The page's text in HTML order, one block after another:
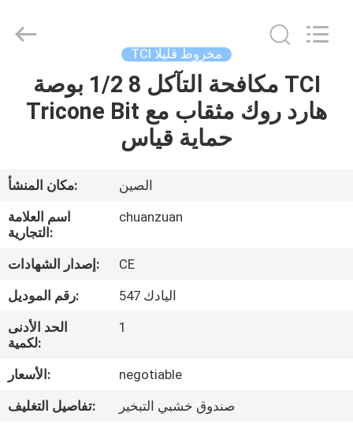
مسكن
معلومات
عنا
جولة
في
المعمل
مراقبة
الجودة
Copyright
tcitriconebit.com.
TCI مخروط قليلا
مكافحة التآكل 8 1/2 بوصة TCI
Tricone Bit هارد روك مثقاب مع
حماية قياس
مكان المنشأ:
الصين
اسم العلامة
التجارية:
chuanzuan
إصدار الشهادات:
CE
رقم الموديل:
اليادك 547
الحد الأدنى
لكمية:
1
الأسعار:
negotiable
تفاصيل التغليف:
صندوق خشبي التبخير